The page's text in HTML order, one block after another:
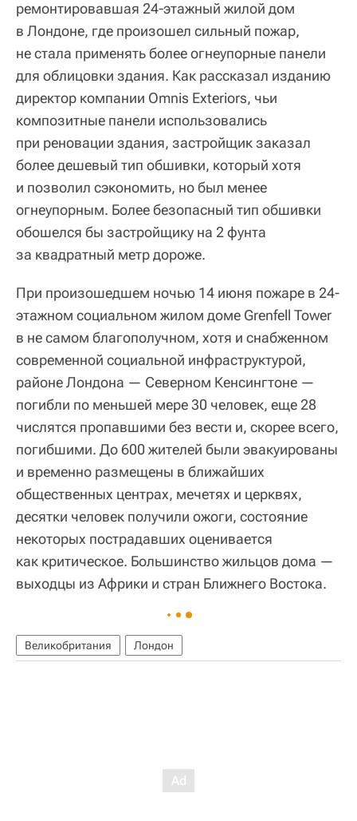
ремонтировавшая 24-этажный жилой дом
в Лондоне, где произошел сильный пожар,
не стала применять более огнеупорные панели
для облицовки здания. Как рассказал изданию
директор компании Omnis Exteriors, чьи
композитные панели использовались
при реновации здания, застройщик заказал
более дешевый тип обшивки, который хотя
и позволил сэкономить, но был менее
огнеупорным. Более безопасный тип обшивки
обошелся бы застройщику на 2 фунта
за квадратный метр дороже.
При произошедшем ночью 14 июня пожаре в 24-
этажном социальном жилом доме Grenfell Tower
в не самом благополучном, хотя и снабженном
современной социальной инфраструктурой,
районе Лондона — Северном Кенсингтоне —
погибли по меньшей мере 30 человек, еще 28
числятся пропавшими без вести и, скорее всего,
погибшими. До 600 жителей были эвакуированы
и временно размещены в ближайших
общественных центрах, мечетях и церквях,
десятки человек получили ожоги, состояние
некоторых пострадавших оценивается
как критическое. Большинство жильцов дома —
выходцы из Африки и стран Ближнего Востока.
Великобритания Лондон